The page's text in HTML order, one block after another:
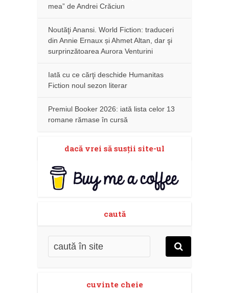
mea” de Andrei Crăciun
Noutăţi Anansi. World Fiction: traduceri
din Annie Ernaux și Ahmet Altan, dar şi
surprinzătoarea Aurora Venturini
Iată cu ce cărţi deschide Humanitas
Fiction noul sezon literar
Premiul Booker 2026: iată lista celor 13
romane rămase în cursă
dacă vrei să susţii site-ul
caută
cuvinte cheie